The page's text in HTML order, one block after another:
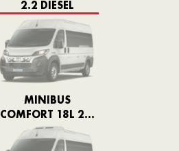
2.2 DIESEL
MINIBUS
COMFORT 18L 2.2
DIESEL